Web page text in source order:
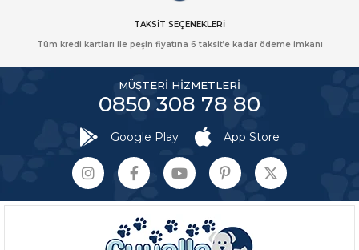
TAKSİT SEÇENEKLERİ
Tüm kredi kartları ile peşin fiyatına 6 taksit’e kadar ödeme imkanı
MÜŞTERİ HİZMETLERİ
0850 308 78 80
Google Play App Store